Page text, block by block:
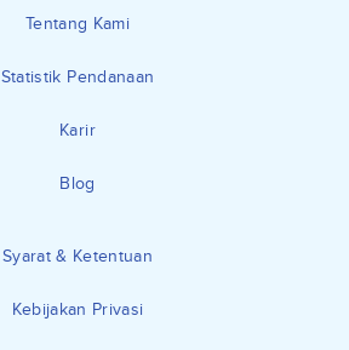
Tentang Kami
Statistik Pendanaan
Karir
Blog
Syarat & Ketentuan
Kebijakan Privasi